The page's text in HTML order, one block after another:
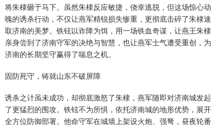
将朱棣砸于马下。虽然朱棣反应敏捷，侥幸逃脱，但这场惊心动
魄的诱杀行动，不仅让燕军精锐损失惨重，更彻底击碎了朱棣速
取济南的美梦。铁铉以诈降为饵，用一场铁血奇谋，让燕王朱棣
亲身尝到了济南守军的决绝与智慧，也让燕军士气遭受重创，为
济南的长期坚守赢得了喘息之机。
固防死守，铸就山东不破屏障
诱杀之计虽未成功，却彻底激怒了朱棣，燕军随即对济南城发起
了更猛烈的围攻。铁铉不为所惧，依托济南城的地形优势，展开
全方位防御部署。他命守军在城墙上架设火炮、强弩，昼夜轮番